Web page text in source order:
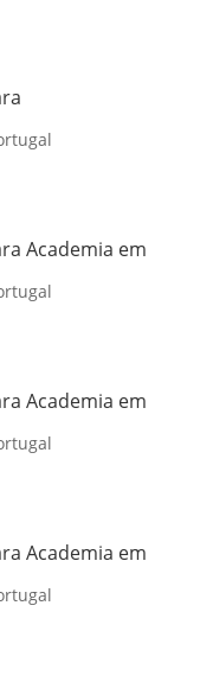
Academia em
Academia em
Academia em